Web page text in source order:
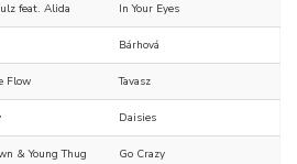
feat. Alida In Your Eyes
Bárhová
Flow Tavasz
Daisies
& Young Thug Go Crazy